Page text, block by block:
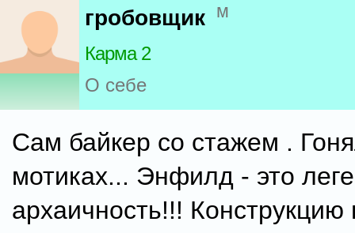
гробовщик м
Карма 2
О себе
Сам байкер со стажем .
мотиках... Энфилд - это
архаичность!!! Конструкцию